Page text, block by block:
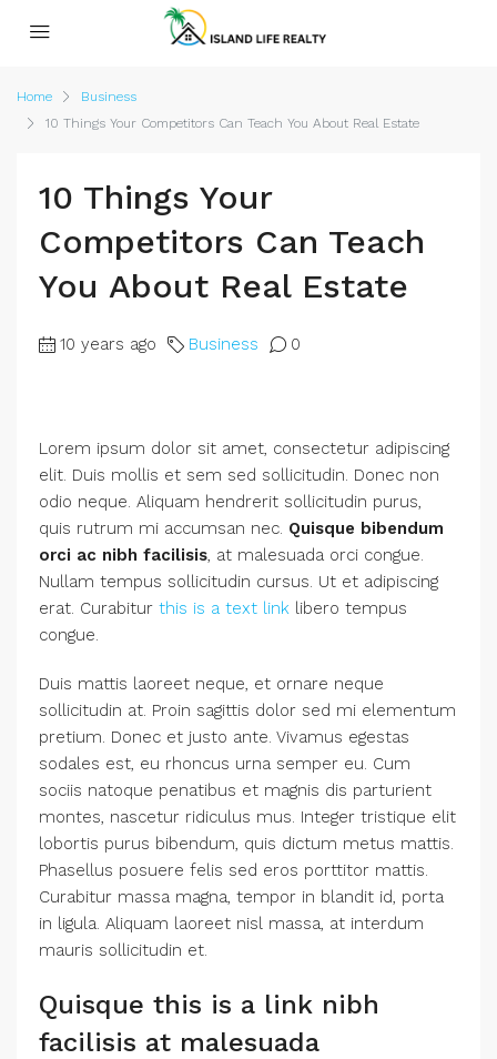
Home
Business
10 Things Your Competitors Can Teach You About Real Estate
10 Things Your
Competitors Can Teach
You About Real Estate
10 years ago Business 0
Lorem ipsum dolor sit amet, consectetur adipiscing
elit. Duis mollis et sem sed sollicitudin. Donec non
odio neque. Aliquam hendrerit sollicitudin purus,
quis rutrum mi accumsan nec. Quisque bibendum
orci ac nibh facilisis, at malesuada orci congue.
Nullam tempus sollicitudin cursus. Ut et adipiscing
erat. Curabitur this is a text link libero tempus
congue.
Duis mattis laoreet neque, et ornare neque
sollicitudin at. Proin sagittis dolor sed mi elementum
pretium. Donec et justo ante. Vivamus egestas
sodales est, eu rhoncus urna semper eu. Cum
sociis natoque penatibus et magnis dis parturient
montes, nascetur ridiculus mus. Integer tristique elit
lobortis purus bibendum, quis dictum metus mattis.
Phasellus posuere felis sed eros porttitor mattis.
Curabitur massa magna, tempor in blandit id, porta
in ligula. Aliquam laoreet nisl massa, at interdum
mauris sollicitudin et.
Quisque this is a link nibh
facilisis at malesuada